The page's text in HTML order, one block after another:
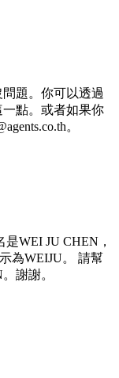
題。你可以透過
點。或者如果你
。
WEI JU CHEN，
為WEIJU。 請幫
謝謝。